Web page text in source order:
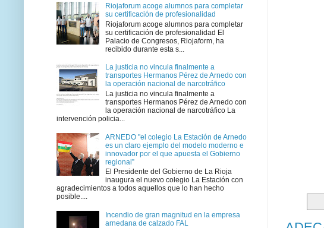
Riojaforum acoge alumnos para completar
su certificación de profesionalidad
Riojaforum acoge alumnos para completar
su certificación de profesionalidad El
Palacio de Congresos, Riojaform, ha
recibido durante esta s...
La justicia no vincula finalmente a
transportes Hermanos Pérez de Arnedo con
la operación nacional de narcotráfico
La justicia no vincula finalmente a
transportes Hermanos Pérez de Arnedo con
la operación nacional de narcotráfico La
intervención policia...
ARNEDO "el colegio La Estación de Arnedo
es un claro ejemplo del modelo moderno e
innovador por el que apuesta el Gobierno
regional”
El Presidente del Gobierno de La Rioja
inaugura el nuevo colegio La Estación con
agradecimientos a todos aquellos que lo han hecho
posible....
Incendio de gran magnitud en la empresa
arnedana de calzado FAL